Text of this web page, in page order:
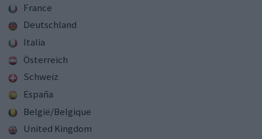
France
Deutschland
Italia
Österreich
Schweiz
España
België/Belgique
United Kingdom